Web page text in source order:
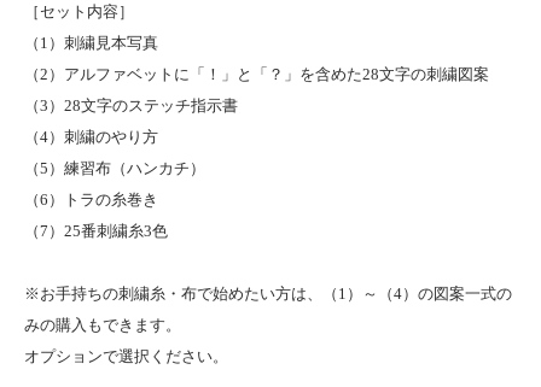
［セット内容］
（1）刺繍見本写真
（2）アルファベットに「！」と「？」を含めた28文字の刺繍図案
（3）28文字のステッチ指示書
（4）刺繍のやり方
（5）練習布（ハンカチ）
（6）トラの糸巻き
（7）25番刺繍糸3色
※お手持ちの刺繍糸・布で始めたい方は、（1）～（4）の図案一式の
みの購入もできます。
オプションで選択ください。